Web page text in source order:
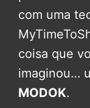
com uma
coisa que
imaginou…
MODOK.